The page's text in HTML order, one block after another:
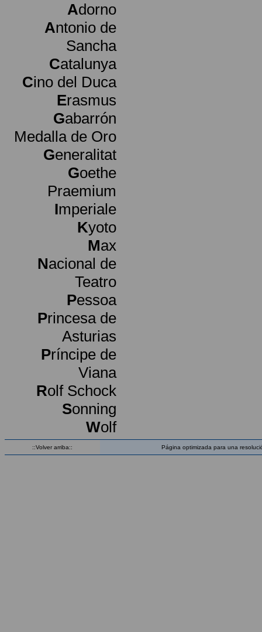
Adorno
Antonio de
Sancha
Catalunya
Cino del Duca
Erasmus
Gabarrón
Medalla de Oro
Generalitat
Goethe
Praemium
Imperiale
Kyoto
Max
Nacional de
Teatro
Pessoa
Princesa de
Asturias
Príncipe de
Viana
Rolf Schock
Sonning
Wolf
::Volver arriba:: Página optimizada para una